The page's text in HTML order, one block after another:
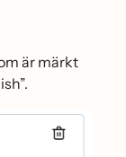
är märkt